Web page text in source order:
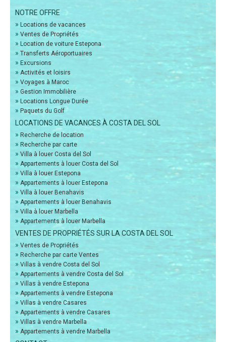
NOTRE OFFRE
» Locations de vacances
» Ventes de Propriétés
» Location de voiture Estepona
» Transferts Aéroportuaires
» Excursions
» Activités et loisirs
» Voyages à Maroc
» Gestion Immobilière
» Locations Longue Durée
» Paquets du Golf
LOCATIONS DE VACANCES À COSTA DEL SOL
» Recherche de location
» Recherche par carte
» Villa à louer Costa del Sol
» Appartements à louer Costa del Sol
» Villa à louer Estepona
» Appartements à louer Estepona
» Villa à louer Benahavis
» Appartements à louer Benahavis
» Villa à louer Marbella
» Appartements à louer Marbella
VENTES DE PROPRIÉTÉS SUR LA COSTA DEL SOL
» Ventes de Propriétés
» Recherche par carte Ventes
» Villas à vendre Costa del Sol
» Appartements à vendre Costa del Sol
» Villas à vendre Estepona
» Appartements à vendre Estepona
» Villas à vendre Casares
» Appartements à vendre Casares
» Villas à vendre Marbella
» Appartements à vendre Marbella